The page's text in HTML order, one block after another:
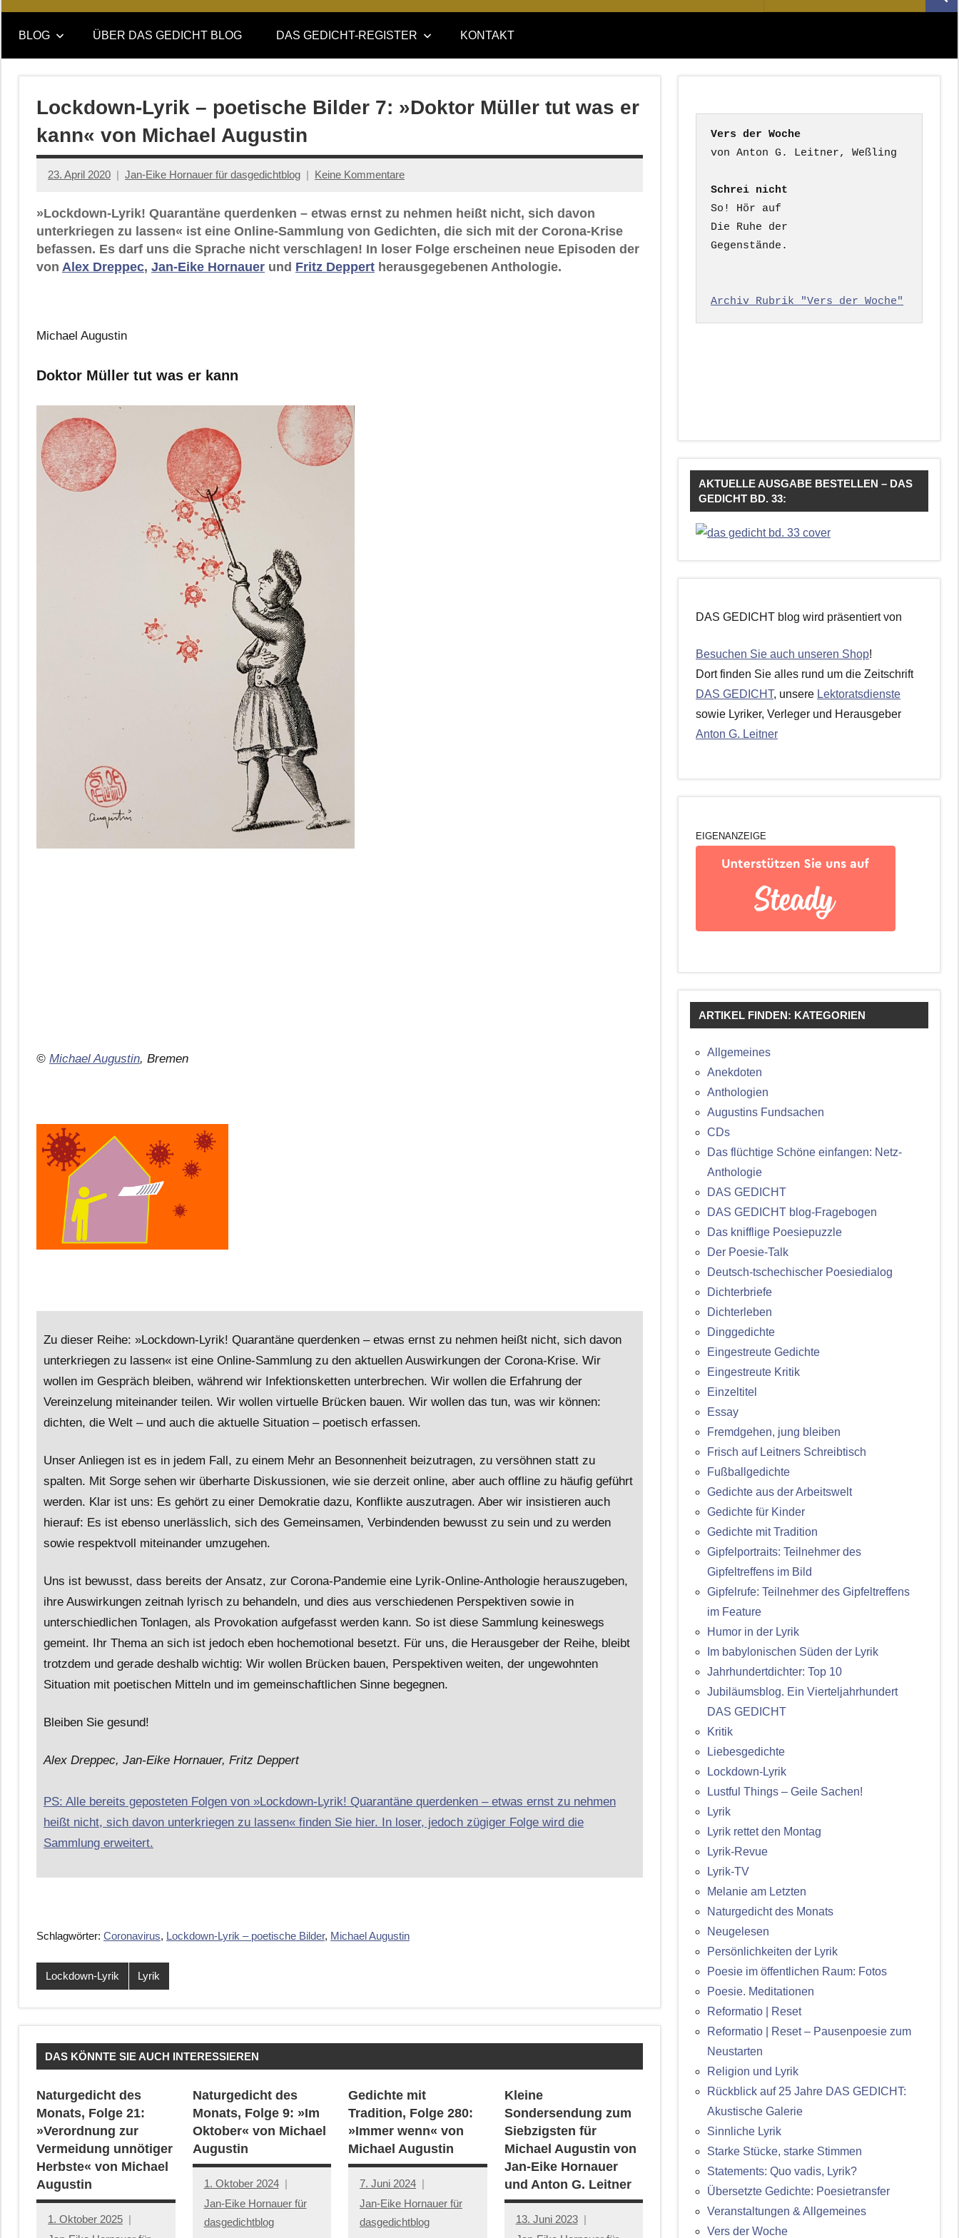
DAS
GEDICHT
blog
DAS
GEDICHT.
Zeitschrift
nach:
BLOG ÜBER DAS GEDICHT BLOG DAS GEDICHT-REGISTER KONTAKT
Lockdown-Lyrik – poetische Bilder 7: »Doktor Müller tut was er
kann« von Michael Augustin
23. April 2020 Jan-Eike Hornauer für dasgedichtblog Keine Kommentare
»Lockdown-Lyrik! Quarantäne querdenken – etwas ernst zu nehmen heißt nicht, sich davon
unterkriegen zu lassen« ist eine Online-Sammlung von Gedichten, die sich mit der Corona-Krise
befassen. Es darf uns die Sprache nicht verschlagen! In loser Folge erscheinen neue Episoden der
von Alex Dreppec, Jan-Eike Hornauer und Fritz Deppert herausgegebenen Anthologie.
Michael Augustin
Doktor Müller tut was er kann
© Michael Augustin, Bremen
Zu dieser Reihe: »Lockdown-Lyrik! Quarantäne querdenken – etwas ernst zu nehmen heißt nicht, sich davon
unterkriegen zu lassen« ist eine Online-Sammlung zu den aktuellen Auswirkungen der Corona-Krise. Wir
wollen im Gespräch bleiben, während wir Infektionsketten unterbrechen. Wir wollen die Erfahrung der
Vereinzelung miteinander teilen. Wir wollen virtuelle Brücken bauen. Wir wollen das tun, was wir können:
dichten, die Welt – und auch die aktuelle Situation – poetisch erfassen.
Unser Anliegen ist es in jedem Fall, zu einem Mehr an Besonnenheit beizutragen, zu versöhnen statt zu
spalten. Mit Sorge sehen wir überharte Diskussionen, wie sie derzeit online, aber auch offline zu häufig geführt
werden. Klar ist uns: Es gehört zu einer Demokratie dazu, Konflikte auszutragen. Aber wir insistieren auch
hierauf: Es ist ebenso unerlässlich, sich des Gemeinsamen, Verbindenden bewusst zu sein und zu werden
sowie respektvoll miteinander umzugehen.
Uns ist bewusst, dass bereits der Ansatz, zur Corona-Pandemie eine Lyrik-Online-Anthologie herauszugeben,
ihre Auswirkungen zeitnah lyrisch zu behandeln, und dies aus verschiedenen Perspektiven sowie in
unterschiedlichen Tonlagen, als Provokation aufgefasst werden kann. So ist diese Sammlung keineswegs
gemeint. Ihr Thema an sich ist jedoch eben hochemotional besetzt. Für uns, die Herausgeber der Reihe, bleibt
trotzdem und gerade deshalb wichtig: Wir wollen Brücken bauen, Perspektiven weiten, der ungewohnten
Situation mit poetischen Mitteln und im gemeinschaftlichen Sinne begegnen.
Bleiben Sie gesund!
Alex Dreppec, Jan-Eike Hornauer, Fritz Deppert
PS: Alle bereits geposteten Folgen von »Lockdown-Lyrik! Quarantäne querdenken – etwas ernst zu nehmen
heißt nicht, sich davon unterkriegen zu lassen« finden Sie hier. In loser, jedoch zügiger Folge wird die
Sammlung erweitert.
Schlagwörter: Coronavirus, Lockdown-Lyrik – poetische Bilder, Michael Augustin
Lockdown-Lyrik Lyrik
DAS KÖNNTE SIE AUCH INTERESSIEREN
Naturgedicht des
Monats, Folge 21:
»Verordnung zur
Vermeidung unnötiger
Herbste« von Michael
Augustin
1. Oktober 2025
Naturgedicht des
Monats, Folge 9: »Im
Oktober« von Michael
Augustin
1. Oktober 2024
Jan-Eike Hornauer für
dasgedichtblog
Gedichte mit
Tradition, Folge 280:
»Immer wenn« von
Michael Augustin
7. Juni 2024
Jan-Eike Hornauer für
dasgedichtblog
Kleine
Sondersendung zum
Siebzigsten für
Michael Augustin von
Jan-Eike Hornauer
und Anton G. Leitner
13. Juni 2023
Vers der Woche
Schrei nicht
So! Hör auf
Die Ruhe der
Gegenstände.
Archiv Rubrik "Vers der Woche"
AKTUELLE AUSGABE BESTELLEN – DAS
GEDICHT BD. 33:
DAS GEDICHT blog wird präsentiert von
Besuchen Sie auch unseren Shop!
Dort finden Sie alles rund um die Zeitschrift
DAS GEDICHT, unsere Lektoratsdienste
sowie Lyriker, Verleger und Herausgeber
Anton G. Leitner
EIGENANZEIGE
ARTIKEL FINDEN: KATEGORIEN
Allgemeines
Anekdoten
Anthologien
Augustins Fundsachen
CDs
Das flüchtige Schöne einfangen: Netz-
Anthologie
DAS GEDICHT
DAS GEDICHT blog-Fragebogen
Das knifflige Poesiepuzzle
Der Poesie-Talk
Deutsch-tschechischer Poesiedialog
Dichterbriefe
Dichterleben
Dinggedichte
Eingestreute Gedichte
Eingestreute Kritik
Einzeltitel
Essay
Fremdgehen, jung bleiben
Frisch auf Leitners Schreibtisch
Fußballgedichte
Gedichte aus der Arbeitswelt
Gedichte für Kinder
Gedichte mit Tradition
Gipfelportraits: Teilnehmer des
Gipfeltreffens im Bild
Gipfelrufe: Teilnehmer des Gipfeltreffens
im Feature
Humor in der Lyrik
Im babylonischen Süden der Lyrik
Jahrhundertdichter: Top 10
Jubiläumsblog. Ein Vierteljahrhundert
DAS GEDICHT
Kritik
Liebesgedichte
Lockdown-Lyrik
Lustful Things – Geile Sachen!
Lyrik
Lyrik rettet den Montag
Lyrik-Revue
Lyrik-TV
Melanie am Letzten
Naturgedicht des Monats
Neugelesen
Persönlichkeiten der Lyrik
Poesie im öffentlichen Raum: Fotos
Poesie. Meditationen
Reformatio | Reset
Reformatio | Reset – Pausenpoesie zum
Neustarten
Religion und Lyrik
Rückblick auf 25 Jahre DAS GEDICHT:
Akustische Galerie
Sinnliche Lyrik
Starke Stücke, starke Stimmen
Statements: Quo vadis, Lyrik?
Übersetzte Gedichte: Poesietransfer
Veranstaltungen & Allgemeines
Vers der Woche